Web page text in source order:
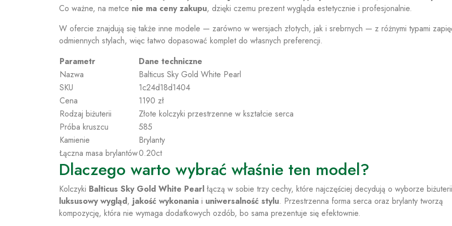
Co ważne, na metce nie ma ceny zakupu, dzięki czemu prezent wygląda estetycznie i profesjonalnie.
W ofercie znajdują się także inne modele — zarówno w wersjach złotych, jak i srebrnych — z różnymi typami
odmiennych stylach, więc łatwo dopasować komplet do własnych preferencji.
Parametr
Dane techniczne
Nazwa
Balticus Sky Gold White Pearl
SKU
1c24d18d1404
Cena
1190 zł
Rodzaj biżuterii
Złote kolczyki przestrzenne w kształcie serca
Próba kruszcu
585
Kamienie
Brylanty
Łączna masa brylantów0.20ct
Dlaczego warto wybrać właśnie ten model?
Kolczyki Balticus Sky Gold White Pearl łączą w sobie trzy cechy, które najczęściej decydują o wyborze
luksusowy wygląd, jakość wykonania i uniwersalność stylu. Przestrzenna forma serca oraz brylanty tworzą
kompozycję, która nie wymaga dodatkowych ozdób, bo sama prezentuje się efektownie.